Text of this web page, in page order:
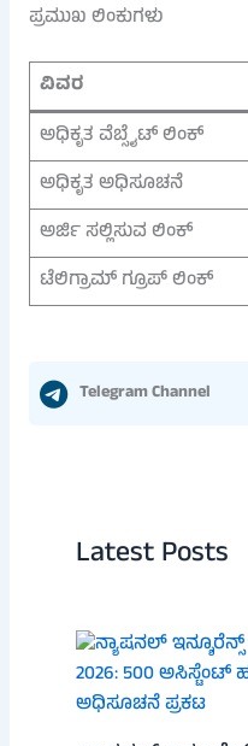
ಪ್ರಮುಖ ಲಿಂಕುಗಳು
ವಿವರ
ಅಧಿಕೃತ ವೆಬ್ಸೈಟ್ ಲಿಂಕ್
ಅಧಿಕೃತ ಅಧಿಸೂಚನೆ
ಅರ್ಜಿ ಸಲ್ಲಿಸುವ ಲಿಂಕ್
ಟೆಲಿಗ್ರಾಮ್ ಗ್ರೂಪ್ ಲಿಂಕ್
Telegram Channel
Latest Posts